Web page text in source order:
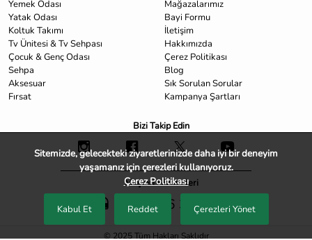
Yemek Odası
Yatak Odası
Koltuk Takımı
Tv Ünitesi & Tv Sehpası
Çocuk & Genç Odası
Sehpa
Aksesuar
Fırsat
Mağazalarımız
Bayi Formu
İletişim
Hakkımızda
Çerez Politikası
Blog
Sık Sorulan Sorular
Kampanya Şartları
Bizi Takip Edin
Müşteri Hizmetleri
0850 466 33 33
© 2025 Tüm Hakları Saklıdır
Sitemizde, gelecekteki ziyaretlerinizde daha iyi bir deneyim
yaşamanız için çerezleri kullanıyoruz.
Çerez Politikası
Kabul Et Reddet Çerezleri Yönet